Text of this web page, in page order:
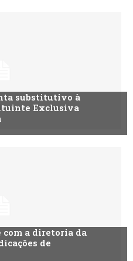
substitutivo à
Exclusiva
a diretoria da
de